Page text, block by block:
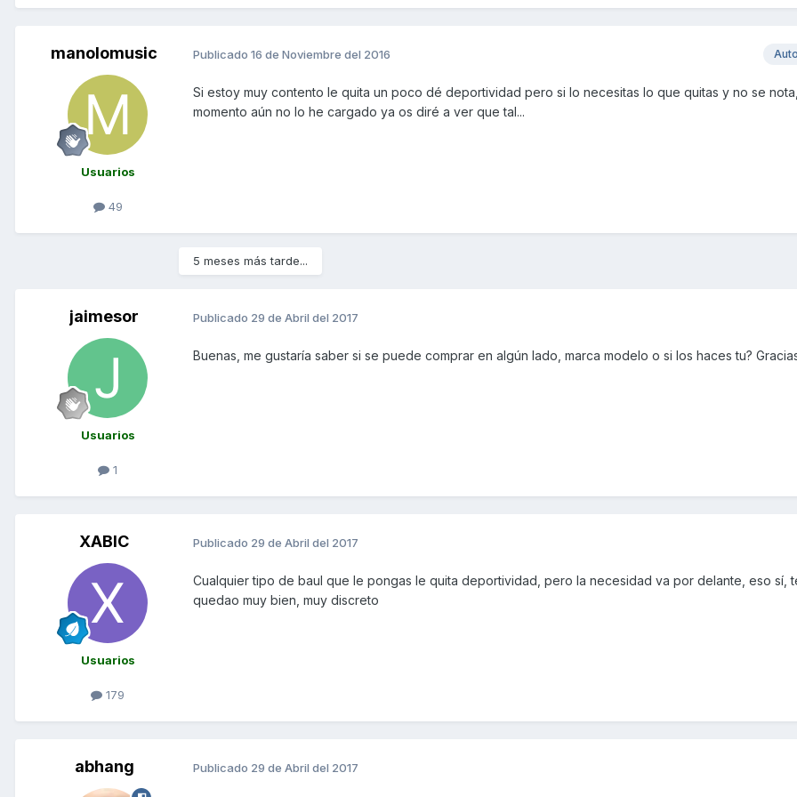
manolomusic
Usuarios
49
Publicado 16 de Noviembre del 2016
Si estoy muy contento le quita un poco dé deportividad pero si lo necesitas lo que quitas y no se
momento aún no lo he cargado ya os diré a ver que tal...
5 meses más tarde...
jaimesor
Usuarios
1
Publicado 29 de Abril del 2017
Buenas, me gustaría saber si se puede comprar en algún lado, marca modelo o si los haces tu?
XABIC
Usuarios
179
Publicado 29 de Abril del 2017
Cualquier tipo de baul que le pongas le quita deportividad, pero la necesidad va por delante, eso sí,
quedao muy bien, muy discreto
abhang Publicado 29 de Abril del 2017